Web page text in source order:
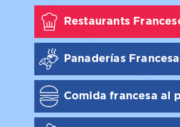
Restaurants
Panaderías
Comida francesa al